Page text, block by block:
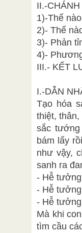
II.-
1)-Thế
2)- Thế
3)- Phản
4)-
III.- KẾT
I.-DẪN
Tạo hóa
thiệt,
sắc
bám lấy
như vậy,
sanh ra
- Hễ
- Hễ
- Hễ
Mà khi
tìm cầu